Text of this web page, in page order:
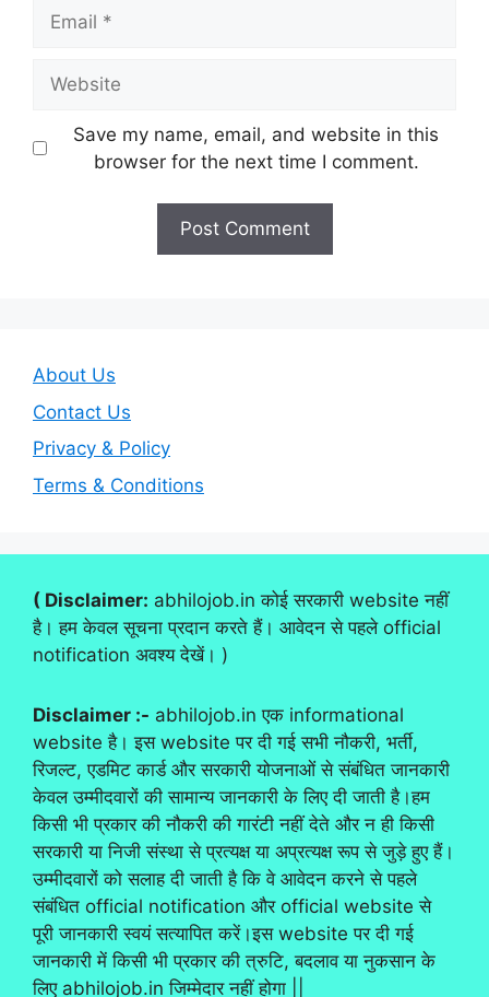
Save my name, email, and website in this
browser for the next time I comment.
About Us
Contact Us
Privacy & Policy
Terms & Conditions
( Disclaimer: abhilojob.in कोई सरकारी website नहीं
है। हम केवल सूचना प्रदान करते हैं। आवेदन से पहले official
notification अवश्य देखें। )
Disclaimer :- abhilojob.in एक informational
website है। इस website पर दी गई सभी नौकरी, भर्ती,
रिजल्ट, एडमिट कार्ड और सरकारी योजनाओं से संबंधित जानकारी
केवल उम्मीदवारों की सामान्य जानकारी के लिए दी जाती है।हम
किसी भी प्रकार की नौकरी की गारंटी नहीं देते और न ही किसी
सरकारी या निजी संस्था से प्रत्यक्ष या अप्रत्यक्ष रूप से जुड़े हुए हैं।
उम्मीदवारों को सलाह दी जाती है कि वे आवेदन करने से पहले
संबंधित official notification और official website से
पूरी जानकारी स्वयं सत्यापित करें।इस website पर दी गई
जानकारी में किसी भी प्रकार की त्रुटि, बदलाव या नुकसान के
लिए abhilojob.in जिम्मेदार नहीं होगा ||